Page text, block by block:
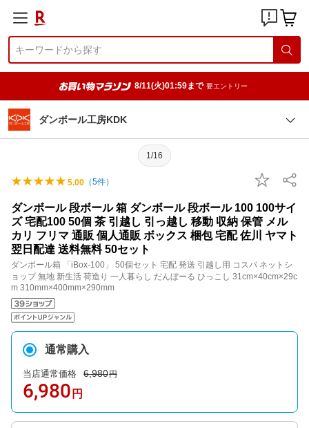
8/11(火)01:59まで 要エントリー
ダンボール工房KDK
1/16
5.00 （5件）
ダンボール 段ボール 箱 ダンボール 段ボール 100 100サイ
ズ 宅配100 50個 茶 引越し 引っ越し 移動 収納 保管 メル
カリ フリマ 通販 個人通販 ボックス 梱包 宅配 佐川 ヤマト
翌日配達 送料無料 50セット
ダンボール箱 「iBox-100」 50個セット 宅配 発送 引越し用 コスパ ネットシ
ョップ 無地 新生活 荷造り 一人暮らし だんぼーる ひっこし 31cm×40cm×29c
m 310mm×400mm×290mm
通常購入
当店通常価格 6,980円
6,980 円